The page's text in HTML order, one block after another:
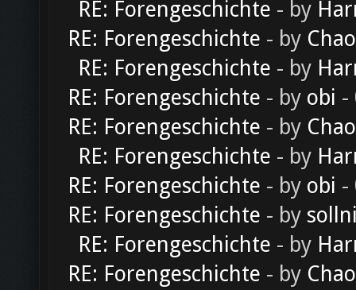
RE: Forengeschichte - by
RE: Forengeschichte - by
RE: Forengeschichte - by
RE: Forengeschichte - by obi -
RE: Forengeschichte - by
RE: Forengeschichte - by
RE: Forengeschichte - by obi -
RE: Forengeschichte - by
RE: Forengeschichte - by
RE: Forengeschichte - by